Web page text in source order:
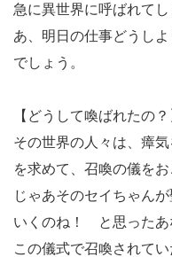
急に異世界に呼ばれてし
あ、明日の仕事どうし
でしょう。
【どうして喚ばれたの？
その世界の人々は、瘴
を求めて、召喚の儀をお
じゃあそのセイちゃん
いくのね！ と思ったあ
この儀式で召喚されて